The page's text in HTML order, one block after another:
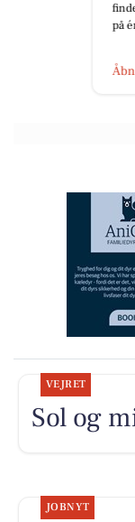
på
VEJRET
Sol og
JOBNYT